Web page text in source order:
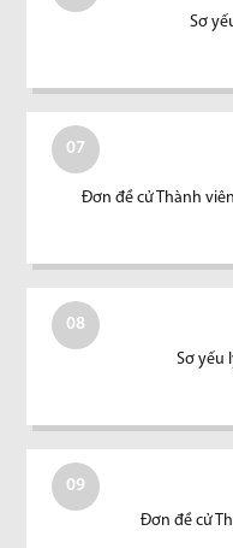
Sơ
07
Đơn đề cử Thành
08
Sơ yếu
09
Đơn đề cử